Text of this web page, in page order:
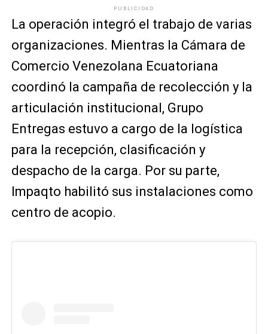
PUBLICIDAD
La operación integró el trabajo de varias
organizaciones. Mientras la Cámara de
Comercio Venezolana Ecuatoriana
coordinó la campaña de recolección y la
articulación institucional, Grupo
Entregas estuvo a cargo de la logística
para la recepción, clasificación y
despacho de la carga. Por su parte,
Impaqto habilitó sus instalaciones como
centro de acopio.